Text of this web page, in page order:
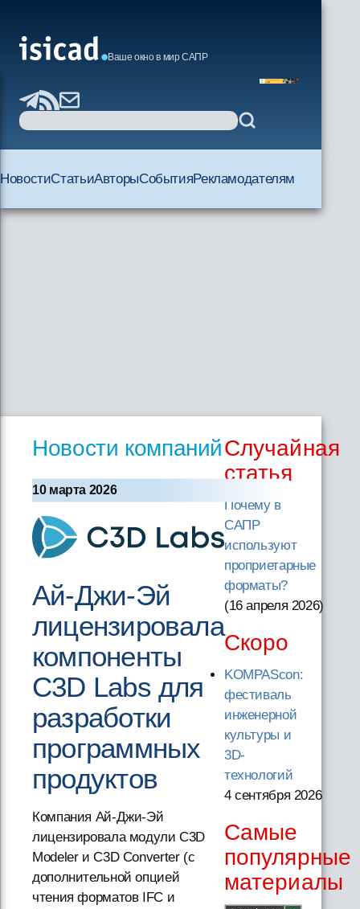
Ваше окно в мир САПР
НовостиСтатьиАвторыСобытияРекламодателям
Новости компаний
10 марта 2026
Ай-Джи-Эй
лицензировала
компоненты
C3D Labs для
разработки
программных
продуктов
Компания Ай-Джи-Эй
лицензировала модули C3D
Modeler и C3D Converter (с
дополнительной опцией
чтения форматов IFC и
Случайная
статья
Почему в
САПР
используют
проприетарные
форматы?
(16 апреля 2026)
Скоро
KOMPAScon:
фестиваль
инженерной
культуры и
3D-
технологий
4 сентября 2026
Самые
популярные
материалы